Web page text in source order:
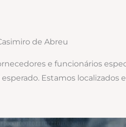
de Abreu
e funcionários
Estamos localizados